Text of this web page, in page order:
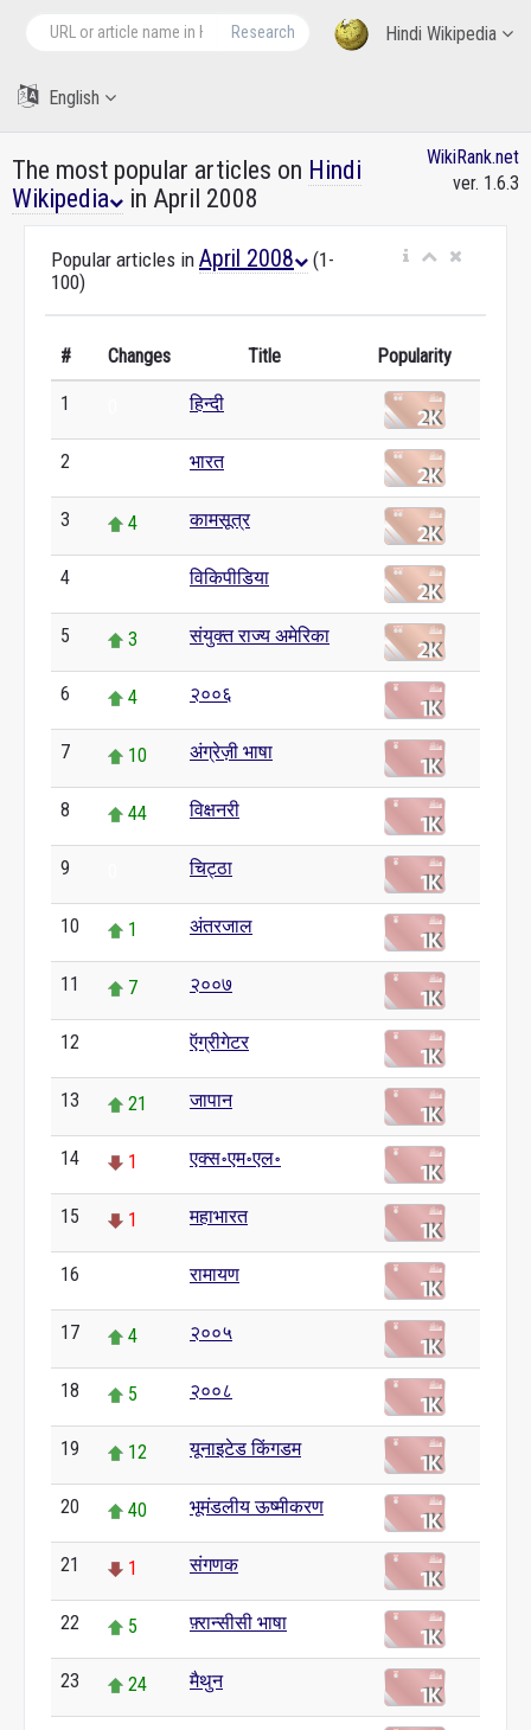
Hindi Wikipedia
Research
English
The most popular articles on Hindi
Wikipedia
in April 2008
WikiRank.net
ver. 1.6.3
Popular articles in April 2008
(1-
100)
# Changes Title Popularity
1 हिन्दी
2 भारत
3 4 कामसूत्र
4 विकिपीडिया
5 3 संयुक्त राज्य अमेरिका
6 4 २००६
7 10 अंग्रेज़ी भाषा
8 44 विक्षनरी
9 चिट्ठा
10 1 अंतरजाल
11 7 २००७
12 ऍग्रीगेटर
13 21 जापान
14 1 एक्स॰एम॰एल॰
15 1 महाभारत
16 रामायण
17 4 २००५
18 5 २००८
19 12 यूनाइटेड किंगडम
20 40 भूमंडलीय ऊष्मीकरण
21 1 संगणक
22 5 फ़्रान्सीसी भाषा
23 24 मैथुन